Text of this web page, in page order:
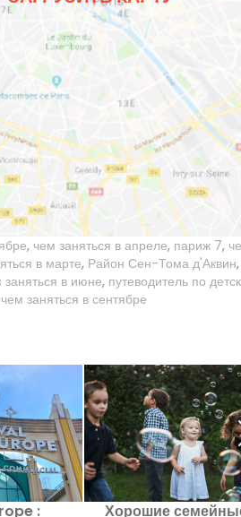
, чем заняться в апреле, париж 7,
в марте, Район Сен-Тома д'Аквин
заняться в июне, путеводитель по
чем заняться в сентябре
:
Хорошие